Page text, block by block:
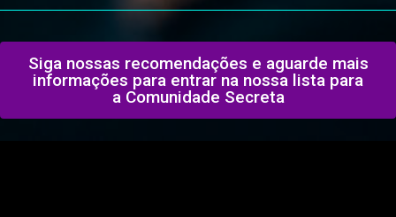
Siga nossas recomendações e aguarde mais
informações para entrar na nossa lista para
a Comunidade Secreta